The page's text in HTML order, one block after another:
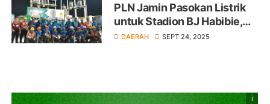
PLN Jamin Pasokan Listrik
untuk Stadion BJ Habibie,
Laga PSM Berjalan Lancar
DAERAH SEPT 24, 2025